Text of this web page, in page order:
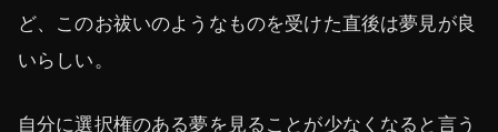
ど、このお祓いのようなものを受けた直後は夢見が良
いらしい。
自分に選択権のある夢を見ることが少なくなると言う